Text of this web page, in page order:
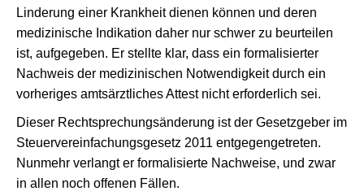
Linderung einer Krankheit dienen können und deren
medizinische Indikation daher nur schwer zu beurteilen
ist, aufgegeben. Er stellte klar, dass ein formalisierter
Nachweis der medizinischen Notwendigkeit durch ein
vorheriges amtsärztliches Attest nicht erforderlich sei.
Dieser Rechtsprechungsänderung ist der Gesetzgeber im
Steuervereinfachungsgesetz 2011 entgegengetreten.
Nunmehr verlangt er formalisierte Nachweise, und zwar
in allen noch offenen Fällen.